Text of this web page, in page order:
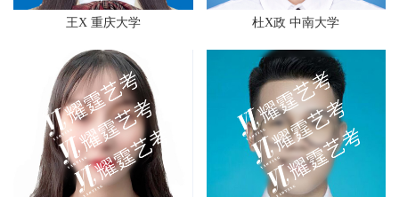
王X 重庆大学 杜X政 中南大学